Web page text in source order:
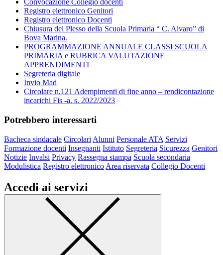
Convocazione Collegio docenti
Registro elettronico Genitori
Registro elettronico Docenti
Chiusura del Plesso della Scuola Primaria “ C. Alvaro” di
Bova Marina.
PROGRAMMAZIONE ANNUALE CLASSI SCUOLA
PRIMARIA e RUBRICA VALUTAZIONE
APPRENDIMENTI
Segreteria digitale
Invio Mad
Circolare n.121 Adempimenti di fine anno – rendicontazione
incarichi Fis -a. s. 2022/2023
Potrebbero interessarti
Bacheca sindacale Circolari Alunni Personale ATA Servizi
Formazione docenti Insegnanti Istituto Segreteria Sicurezza Genitori
Notizie Invalsi Privacy Rassegna stampa Scuola secondaria
Modulistica Registro elettronico Area riservata Collegio Docenti
Accedi ai servizi